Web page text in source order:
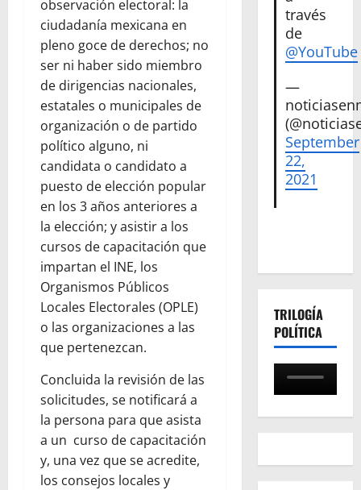
observación electoral: la
ciudadanía mexicana en
pleno goce de derechos; no
ser ni haber sido miembro
de dirigencias nacionales,
estatales o municipales de
organización o de partido
político alguno, ni
candidata o candidato a
puesto de elección popular
en los 3 años anteriores a
la elección; y asistir a los
cursos de capacitación que
impartan el INE, los
Organismos Públicos
Locales Electorales (OPLE)
o las organizaciones a las
que pertenezcan.
Concluida la revisión de las
solicitudes, se notificará a
la persona para que asista
a un curso de capacitación
y, una vez que se acredite,
los consejos locales y
través
de
@YouTube
—
September
22,
2021
TRILOGÍA
POLÍTICA